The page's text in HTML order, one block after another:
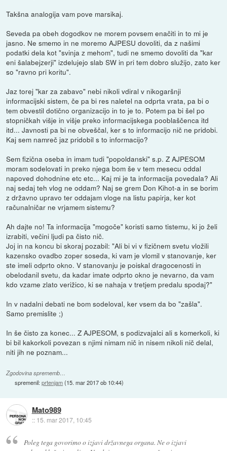
Takšna analogija vam pove marsikaj.
Seveda pa obeh dogodkov ne morem povsem enačiti in to mi je
jasno. Ne smemo in ne moremo AJPESU dovoliti, da z našimi
podatki dela kot "svinja z mehom", tudi ne smemo dovoliti da "kar
eni šalabejzerji" izdelujejo slab SW in pri tem dobro služijo, zato ker
so "ravno pri koritu".
Jaz torej "kar za zabavo" nebi nikoli vdiral v nikogaršnji
informacijski sistem, če pa bi res naletel na odprta vrata, pa bi o
tem obvestil dotično organizacijo in to je to. Potem pa bi šel po
stopničkah višje in višje preko informacijskega pooblaščenca itd
itd... Javnosti pa bi ne obveščal, ker s to informacijo nič ne pridobi.
Kaj sem namreč jaz pridobil s to informacijo?
Sem fizična oseba in imam tudi "popoldanski" s.p. Z AJPESOM
moram sodelovati in preko njega bom še v tem mesecu oddal
napoved dohodnine etc etc... Kaj mi je ta informacija povedala? Ali
naj sedaj teh vlog ne oddam? Naj se grem Don Kihot-a in se borim
z državno upravo ter oddajam vloge na listu papirja, ker kot
računalničar ne vrjamem sistemu?
Ah dajte no! Ta informacija "mogoče" koristi samo tistemu, ki jo želi
izrabiti, večini ljudi pa čisto nič.
Joj in na koncu bi skoraj pozabil: "Ali bi vi v fizičnem svetu vložili
kazensko ovadbo zoper soseda, ki vam je vlomil v stanovanje, ker
ste imeli odprto okno. V stanovanju je poiskal dragocenosti in
obelodanil svetu, da kadar imate odprto okno je nevarno, da vam
kdo vzame zlato verižico, ki se nahaja v tretjem predalu spodaj?"
In v nadalni debati ne bom sodeloval, ker vsem da bo "zašla".
Samo premislite ;)
In še čisto za konec... Z AJPESOM, s podizvajalci ali s komerkoli, ki
bi bil kakorkoli povezan s njimi nimam nič in nisem nikoli nič delal,
niti jih ne poznam...
Zgodovina sprememb…
spremenil:prtenjam(15. mar 2017 ob 10:44)
Mato989
:: 15. mar 2017, 10:45
Poleg tega govorimo o izjavi državnega organa. Ne o izjavi